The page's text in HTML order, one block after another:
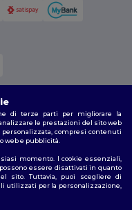
di terze parti per migliorare la
le prestazioni del sito web
compresi contenuti
e pubblicità.
momento. I cookie essenziali,
essere disattivati in quanto
sito. Tuttavia, puoi scegliere di
utilizzati per la personalizzazione,